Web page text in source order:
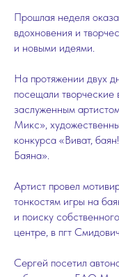
Прошлая неделя
вдохновения и
и новыми идеями.
На протяжении двух
посещали творческие
заслуженным
Микс»,
конкурса «Виват,
Баяна».
Артист провел
тонкостям игры на
и поиску
центре, в пгт
Сергей посетил